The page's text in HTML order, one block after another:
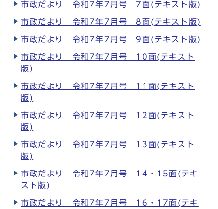
市政だより 令和7年7月号 7面(テキスト版)
市政だより 令和7年7月号 8面(テキスト版)
市政だより 令和7年7月号 9面(テキスト版)
市政だより 令和7年7月号 10面(テキスト
版)
市政だより 令和7年7月号 11面(テキスト
版)
市政だより 令和7年7月号 12面(テキスト
版)
市政だより 令和7年7月号 13面(テキスト
版)
市政だより 令和7年7月号 14・15面(テキ
スト版)
市政だより 令和7年7月号 16・17面(テキ